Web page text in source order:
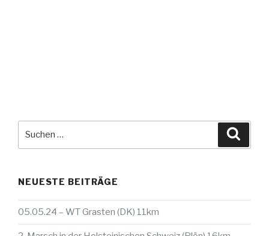
NEUESTE BEITRÄGE
05.05.24 – WT Grasten (DK) 11km